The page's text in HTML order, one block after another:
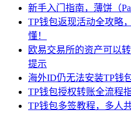
新手入门指南，薄饼（
TP钱包返现活动全攻略
懂！
欧易交易所的资产可以
提示
海外ID仍无法安装TP钱
TP钱包授权转账全流程
TP钱包多签教程，多人